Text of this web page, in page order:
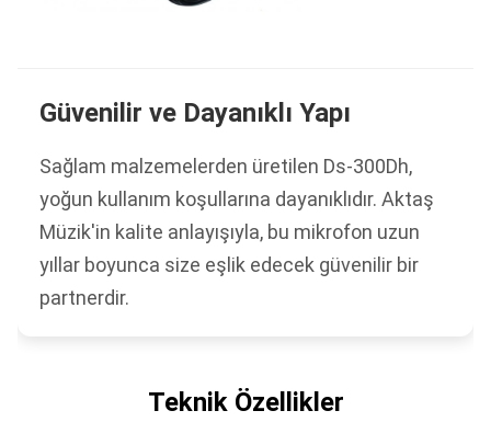
Güvenilir ve Dayanıklı Yapı
Sağlam malzemelerden üretilen Ds-300Dh,
yoğun kullanım koşullarına dayanıklıdır. Aktaş
Müzik'in kalite anlayışıyla, bu mikrofon uzun
yıllar boyunca size eşlik edecek güvenilir bir
partnerdir.
Teknik Özellikler